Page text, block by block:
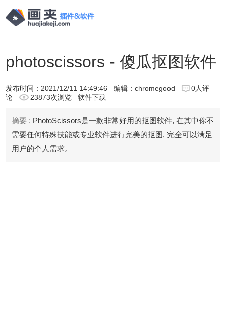
photoscissors - 傻瓜抠图软件
发布时间： 2021/12/11 14:49:46 编辑：chromegood
0人评
论
23873次浏览 软件下载
摘要 : PhotoScissors是一款非常好用的抠图软件, 在其中你不
需要任何特殊技能或专业软件进行完美的抠图, 完全可以满足
用户的个人需求。